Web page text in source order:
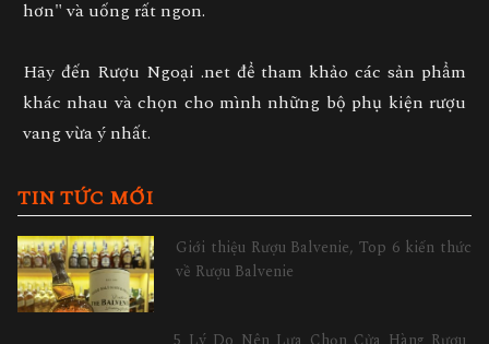
hơn" và uống rất ngon.
Hãy đến Rượu Ngoại .net để tham khảo các sản phẩm
khác nhau và chọn cho mình những bộ phụ kiện rượu
vang vừa ý nhất.
TIN TỨC MỚI
Giới thiệu Rượu Balvenie, Top 6 kiến thức
về Rượu Balvenie